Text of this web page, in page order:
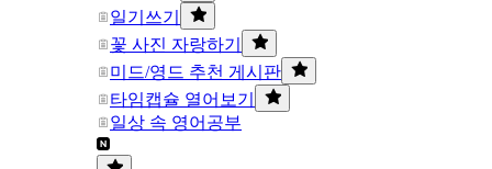
일기쓰기
꽃 사진 자랑하기
미드/영드 추천 게시판
타임캡슐 열어보기
일상 속 영어공부